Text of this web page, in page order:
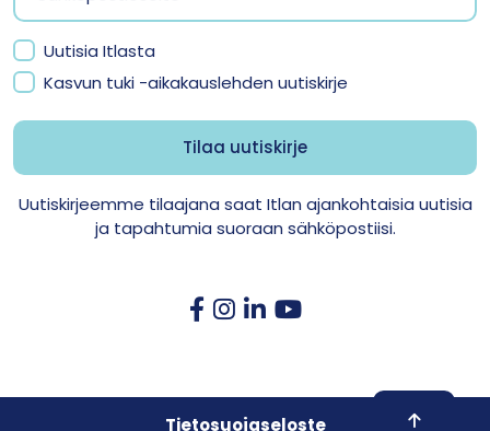
Skroll to
Uutisia Itlasta
Kasvun tuki -aikakauslehden uutiskirje
Uutiskirjeemme tilaajana saat Itlan ajankohtaisia uutisia
ja tapahtumia suoraan sähköpostiisi.
Tietosuojaseloste